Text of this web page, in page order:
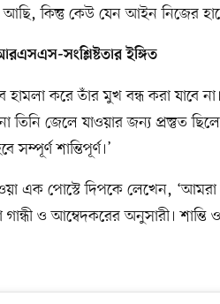
কিন্তু কেউ যেন আইন নিজের
সংশ্লিষ্টতার ইঙ্গিত
করে তাঁর মুখ বন্ধ করা যাবে
জেলে যাওয়ার জন্য প্রস্তুত
শান্তিপূর্ণ।’
এক পোস্টে দিপকে লেখেন, ‘আমরা
গান্ধী ও আম্বেদকরের অনুসারী।